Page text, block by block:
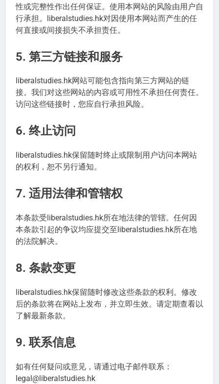
性或完整性作出任何保证。使用本网站的风险由用户自
行承担。liberalstudies.hk对因使用本网站而产生的任
何直接或间接损失不承担责任。
5. 第三方链接和服务
liberalstudies.hk网站可能包含指向第三方网站的链
接。我们对这些网站的内容或可用性不承担任何责任。
访问这些链接时，您应自行承担风险。
6. 终止访问
liberalstudies.hk保留随时终止或限制用户访问本网站
的权利，恕不另行通知。
7. 适用法律和管辖权
本条款受liberalstudies.hk所在地法律的管辖。任何因
本条款引起的争议均应提交至liberalstudies.hk所在地
的法院解决。
8. 条款变更
liberalstudies.hk保留随时修改这些条款的权利。修改
后的条款将在网站上发布，并立即生效。请定期查看以
了解最新条款。
9. 联系信息
如有任何疑问或意见，请通过电子邮件联系：
legal@liberalstudies.hk